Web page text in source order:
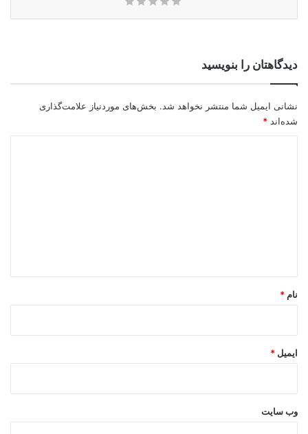
دیدگاهتان را بنویسید
نشانی ایمیل شما منتشر نخواهد شد. بخش‌های موردنیاز علامت‌گذاری
شده‌اند *
نام *
ایمیل *
وب‌ سایت